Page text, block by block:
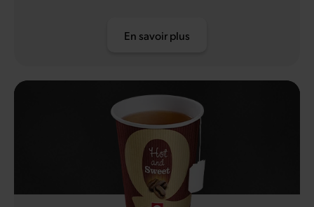
En savoir plus